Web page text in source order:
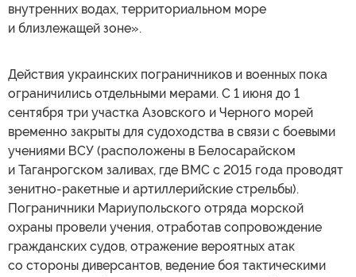
внутренних водах, территориальном море
и близлежащей зоне».
Действия украинских пограничников и военных пока
ограничились отдельными мерами. С 1 июня до 1
сентября три участка Азовского и Черного морей
временно закрыты для судоходства в связи с боевыми
учениями ВСУ (расположены в Белосарайском
и Таганрогском заливах, где ВМС с 2015 года проводят
зенитно-ракетные и артиллерийские стрельбы).
Пограничники Мариупольского отряда морской
охраны провели учения, отработав сопровождение
гражданских судов, отражение вероятных атак
со стороны диверсантов, ведение боя тактическими